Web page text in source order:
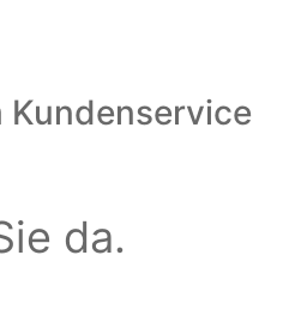
Kundenservice
da.